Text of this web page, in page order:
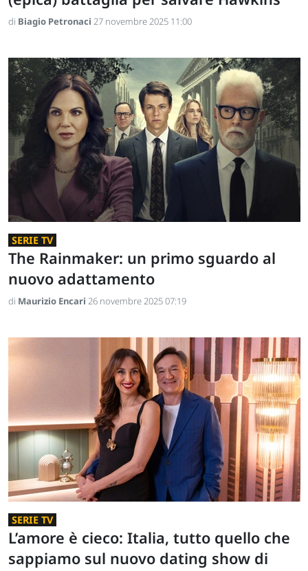
di Biagio Petronaci 27 novembre 2025 11:00
SERIE TV
The Rainmaker: un primo sguardo al
nuovo adattamento
di Maurizio Encari 26 novembre 2025 07:19
SERIE TV
L’amore è cieco: Italia, tutto quello che
sappiamo sul nuovo dating show di